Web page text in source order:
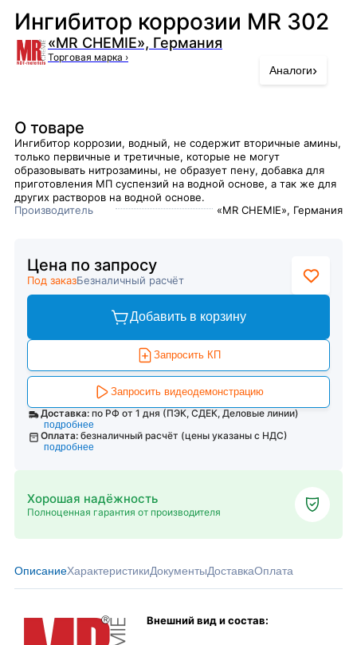
Ингибитор коррозии MR 302
«MR CHEMIE», Германия
Торговая марка ›
Аналоги›
О товаре
Ингибитор коррозии, водный, не содержит вторичные амины,
только первичные и третичные, которые не могут
образовывать нитрозамины, не образует пену, добавка для
приготовления МП суспензий на водной основе, а так же для
других растворов на водной основе.
Производитель
«MR CHEMIE», Германия
Цена по запросу
Под заказБезналичный расчёт
Добавить в корзину
Запросить КП
Запросить видеодемонстрацию
Доставка: по РФ от 1 дня (ПЭК, СДЕК, Деловые линии)
подробнее
Оплата: безналичный расчёт (цены указаны с НДС)
подробнее
Хорошая надёжность
Полноценная гарантия от производителя
ОписаниеХарактеристикиДокументыДоставкаОплата
Внешний вид и состав: